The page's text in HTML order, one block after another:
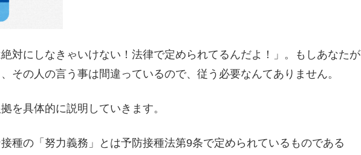
絶対にしなきゃいけない！法律で定められてるんだよ！」。もしあなたが
その人の言う事は間違っているので、従う必要なんてありません。
を具体的に説明していきます。
種の「努力義務」とは予防接種法第9条で定められているものである